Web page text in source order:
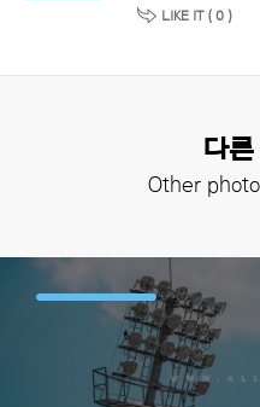
LIKE IT ( 0 )
다른
Other